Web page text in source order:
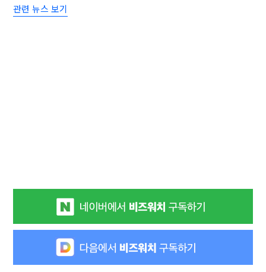
관련 뉴스 보기